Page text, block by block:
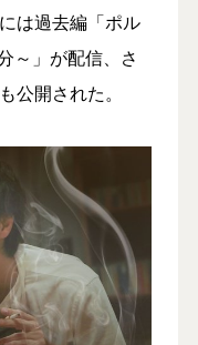
は過去編「ポル
～」が配信、さ
公開された。